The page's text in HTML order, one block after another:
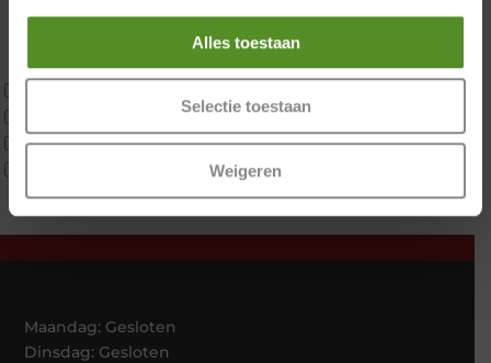
Alles toestaan
Selectie toestaan
Weigeren
Koudschuim
Traagschuim
Tweepersoons 1 kern product
Tweepersoons 2 kernen
Webshop Only Collectie
Maandag: Gesloten
Dinsdag: Gesloten